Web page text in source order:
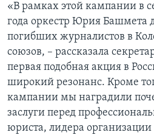
«В рамках этой кампании в
года оркестр Юрия Башмета
погибших журналистов в
союзов, – рассказала
первая подобная акция в
широкий резонанс. Кроме
кампании мы наградили
заслуги перед
юриста, лидера